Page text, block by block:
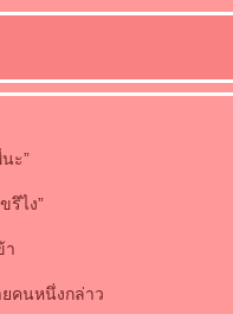
ะ”
รึไง”
า
ยคนหนึ่งกล่าว